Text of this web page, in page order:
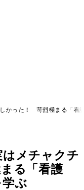
かった！ 苛烈極まる「看
メチャクチ
る「看護
ぶ